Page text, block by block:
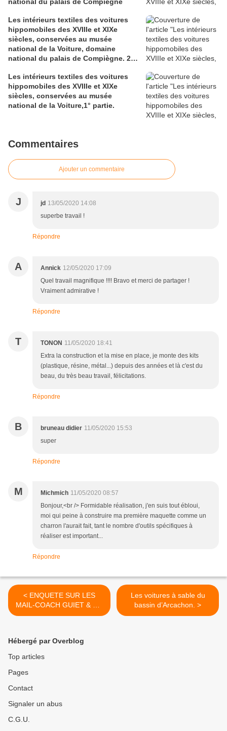
Les intérieurs textiles des voitures
hippomobiles des XVIIIe et XIXe
siècles, conservées au musée
national de la Voiture, domaine
national du palais de Compiègne. 2°
Les intérieurs textiles des voitures
hippomobiles des XVIIIe et XIXe
siècles, conservées au musée
national de la Voiture,1° partie.
Commentaires
Ajouter un commentaire
J jd 13/05/2020 14:08
superbe travail !
Répondre
A Annick 12/05/2020 17:09
Quel travail magnifique !!!! Bravo et merci de partager !
Vraiment admirative !
Répondre
T TONON 11/05/2020 18:41
Extra la construction et la mise en place, je monte des kits
(plastique, résine, métal...) depuis des années et là c'est du
beau, du très beau travail, félicitations.
Répondre
B bruneau didier 11/05/2020 15:53
super
Répondre
M Michmich 11/05/2020 08:57
Bonjour,<br /> Formidable réalisation, j'en suis tout ébloui,
moi qui peine à construire ma première maquette comme un
charron l'aurait fait, tant le nombre d'outils spécifiques à
réaliser est important...
Répondre
< ENQUETE SUR LES
MAIL-COACH GUIET & Cie
(remise à jour 05 09 2023)
Les voitures à sable du
bassin d’Arcachon. >
Hébergé par Overblog
Top articles
Pages
Contact
Signaler un abus
C.G.U.